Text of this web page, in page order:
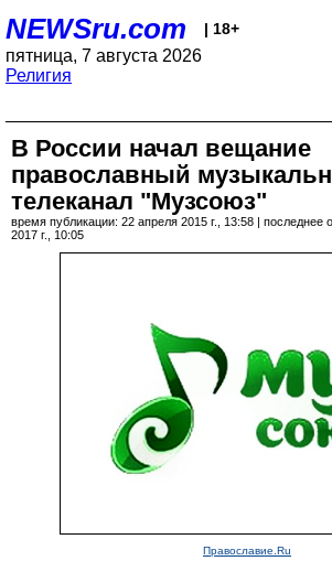
NEWSru.com | 18+
пятница, 7 августа 2026
Религия
В России начал вещание
православный
телеканал "Музсоюз"
время публикации: 22 апреля 2015 г., 13:58 | последнее
2017 г., 10:05
Православие.Ru